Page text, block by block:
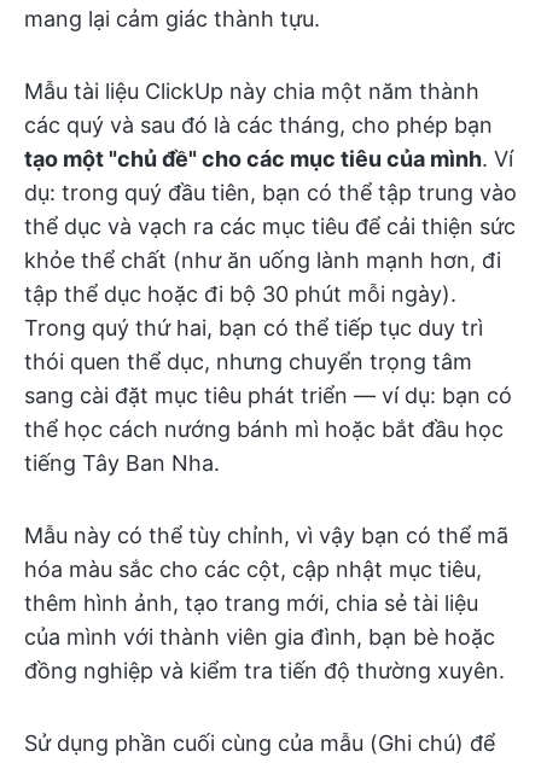
mang lại cảm giác thành tựu.
Mẫu tài liệu ClickUp này chia một năm thành
các quý và sau đó là các tháng, cho phép bạn
tạo một "chủ đề" cho các mục tiêu của mình. Ví
dụ: trong quý đầu tiên, bạn có thể tập trung vào
thể dục và vạch ra các mục tiêu để cải thiện sức
khỏe thể chất (như ăn uống lành mạnh hơn, đi
tập thể dục hoặc đi bộ 30 phút mỗi ngày).
Trong quý thứ hai, bạn có thể tiếp tục duy trì
thói quen thể dục, nhưng chuyển trọng tâm
sang cài đặt mục tiêu phát triển — ví dụ: bạn có
thể học cách nướng bánh mì hoặc bắt đầu học
tiếng Tây Ban Nha.
Mẫu này có thể tùy chỉnh, vì vậy bạn có thể mã
hóa màu sắc cho các cột, cập nhật mục tiêu,
thêm hình ảnh, tạo trang mới, chia sẻ tài liệu
của mình với thành viên gia đình, bạn bè hoặc
đồng nghiệp và kiểm tra tiến độ thường xuyên.
Sử dụng phần cuối cùng của mẫu (Ghi chú) để